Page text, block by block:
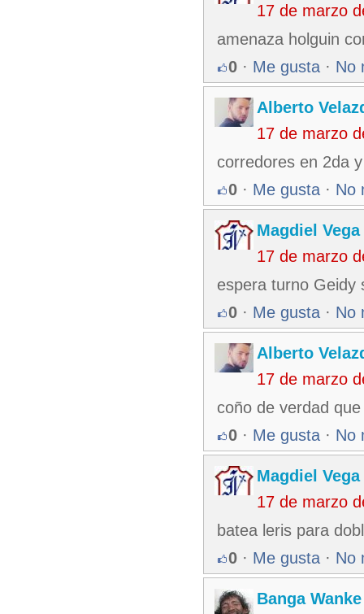
17 de marzo
amenaza holguin
0 · Me gusta · No
Alberto
17 de marzo
corredores en 2da
0 · Me gusta · No
Magdiel Vega
17 de marzo
espera turno Geidy
0 · Me gusta · No
Alberto
17 de marzo
coño de verdad
0 · Me gusta · No
Magdiel Vega
17 de marzo
batea leris para
0 · Me gusta · No
Banga